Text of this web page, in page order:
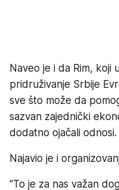
Naveo je i da Rim,
pridruživanje Srbije
sve što može da
sazvan zajednički
dodatno ojačali odnosi.
Najavio je i
"To je za nas važan